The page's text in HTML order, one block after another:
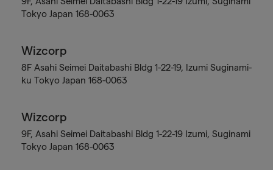
Tokyo Japan 168-0063
Wizcorp
8F Asahi Seimei Daitabashi Bldg 1-22-19, Izumi Suginami-
ku Tokyo Japan 168-0063
Wizcorp
9F, Asahi Seimei Daitabashi Bldg 1-22-19 Izumi, Suginami
Tokyo Japan 168-0063